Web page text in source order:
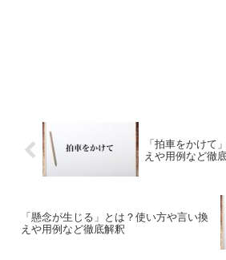
「拍車をかけて
えや用例など徹
「懸念が生じる」とは？使い方や言い換
えや用例など徹底解釈